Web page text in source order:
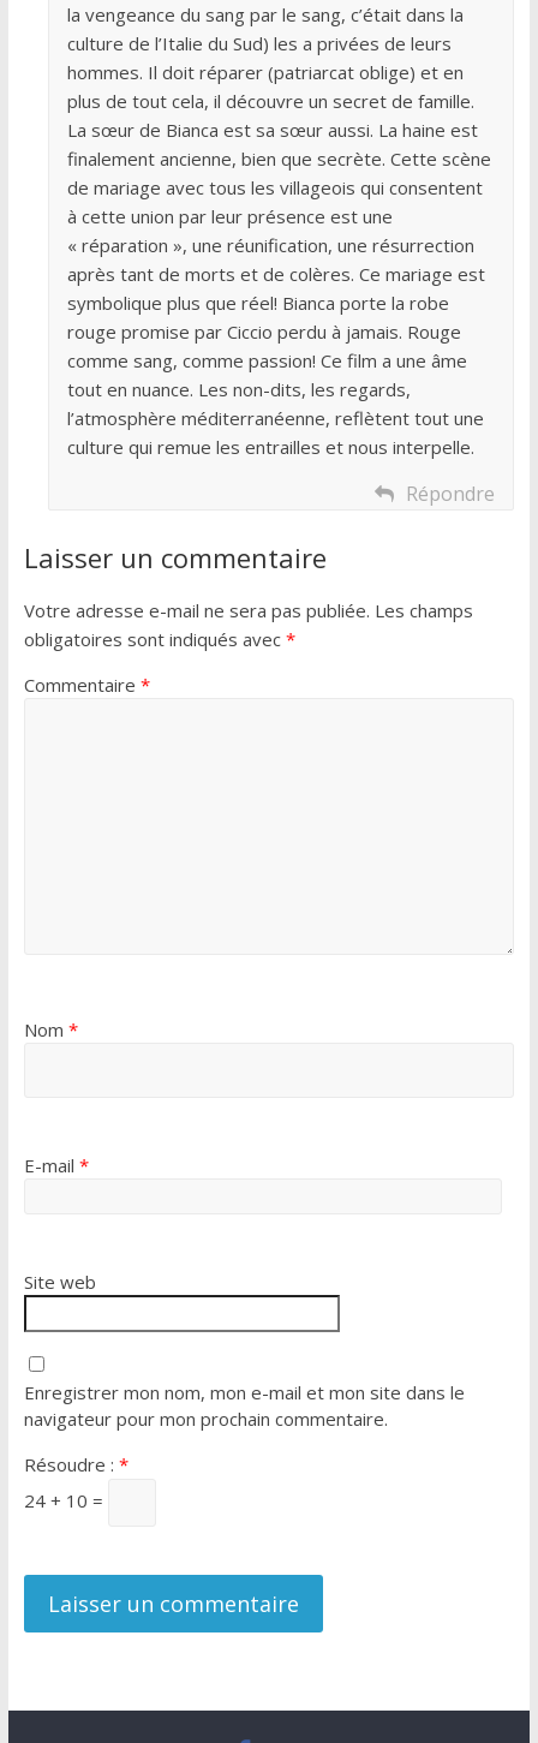
la vengeance du sang par le sang, c’était dans la
culture de l’Italie du Sud) les a privées de leurs
hommes. Il doit réparer (patriarcat oblige) et en
plus de tout cela, il découvre un secret de famille.
La sœur de Bianca est sa sœur aussi. La haine est
finalement ancienne, bien que secrète. Cette scène
de mariage avec tous les villageois qui consentent
à cette union par leur présence est une
« réparation », une réunification, une résurrection
après tant de morts et de colères. Ce mariage est
symbolique plus que réel! Bianca porte la robe
rouge promise par Ciccio perdu à jamais. Rouge
comme sang, comme passion! Ce film a une âme
tout en nuance. Les non-dits, les regards,
l’atmosphère méditerranéenne, reflètent tout une
culture qui remue les entrailles et nous interpelle.
Répondre
Laisser un commentaire
Votre adresse e-mail ne sera pas publiée. Les champs
obligatoires sont indiqués avec *
Commentaire *
Nom *
E-mail *
Site web
Enregistrer mon nom, mon e-mail et mon site dans le
navigateur pour mon prochain commentaire.
Résoudre : *
24 + 10 =